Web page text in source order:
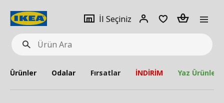
Ürün
Ara
İl Seçiniz
Giriş
Adet
Ürünler Odalar Fırsatlar İNDİRİM Yaz Ürünleri